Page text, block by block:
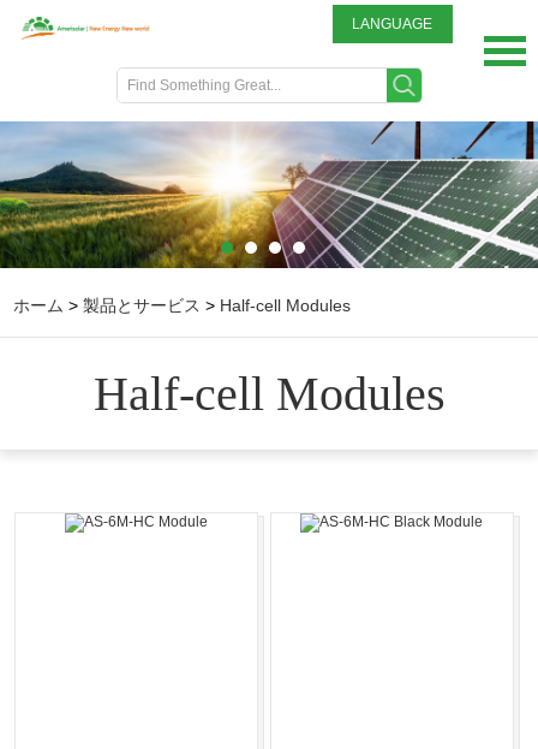
LANGUAGE
DEUTSCH
ITALIANO
FRENCH
GREEK
日本語
ホーム >製品とサービス > Half-cell Modules
Half-cell Modules